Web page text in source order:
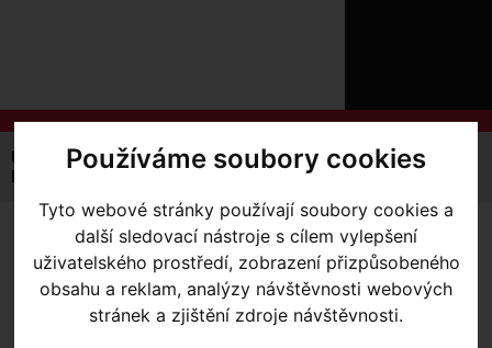
Používáme soubory cookies
Tyto webové stránky používají soubory cookies a
další sledovací nástroje s cílem vylepšení
uživatelského prostředí, zobrazení přizpůsobeného
obsahu a reklam, analýzy návštěvnosti webových
stránek a zjištění zdroje návštěvnosti.
O
NÁKUPU
REGISTRACE
ZTRATILI
Úvodní strana Výbava pro kolo
Brašny / Úložiště
Na rám
Brašna Apidura Expedition bolt-on top tube pack 1L
BRAŠNA APIDURA
EXPEDITION BOLT-ON TOP
TUBE PACK 1L